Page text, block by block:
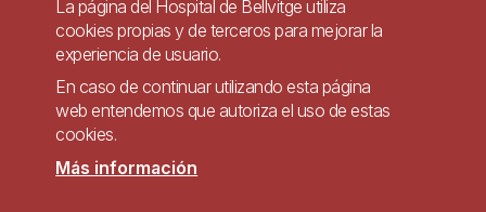
página
Contacto
Accesibilidad
Política de Privacidad de Sistemas de Videovigilancia
La página del Hospital de Bellvitge utiliza
cookies propias y de terceros para mejorar la
experiencia de usuario.
En caso de continuar utilizando esta página
web entendemos que autoriza el uso de estas
cookies.
Más información